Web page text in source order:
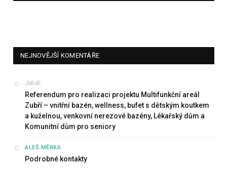
NEJNOVĚJŠÍ KOMENTÁŘE
Jakub:
Referendum pro realizaci projektu Multifunkční areál
Zubří – vnitřní bazén, wellness, bufet s dětským koutkem
a kuželnou, venkovní nerezové bazény, Lékařský dům a
Komunitní dům pro seniory
ALEŠ MĚRKA:
Podrobné kontakty